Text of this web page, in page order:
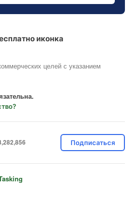
иконка
целей с указанием
Подписаться